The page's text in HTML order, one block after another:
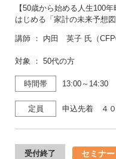
【50歳から始める人生100
はじめる「家計の未来予想図
講師 ： 内田 英子 氏（
対象 ： 50代の方
時間帯 13:00～14:30
定員 申込先着 ４
受付終了 セミナー